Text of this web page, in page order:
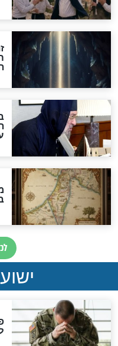
"לפני
האם
אפשר
לכל
להמתקת